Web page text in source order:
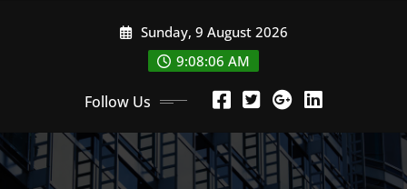
Sunday, 9 August 2026
9:08:07 AM
Follow Us